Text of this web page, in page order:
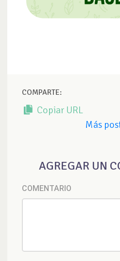
COMPARTE:
Copiar URL
Más
AGREGAR UN
COMENTARIO